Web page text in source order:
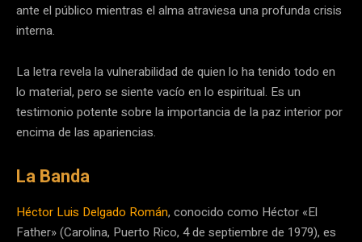
ante el público mientras el alma atraviesa una profunda crisis
interna.
La letra revela la vulnerabilidad de quien lo ha tenido todo en
lo material, pero se siente vacío en lo espiritual. Es un
testimonio potente sobre la importancia de la paz interior por
encima de las apariencias.
La Banda
Héctor Luis Delgado Román, conocido como Héctor «El
Father» (Carolina, Puerto Rico, 4 de septiembre de 1979), es